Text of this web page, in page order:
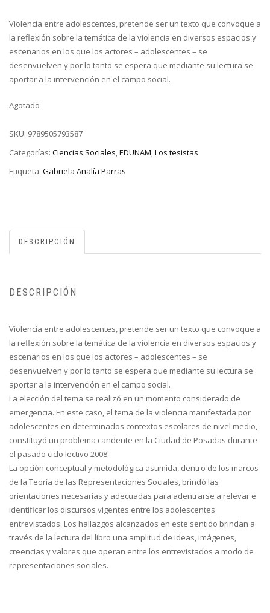
Violencia entre adolescentes, pretende ser un texto que convoque a
la reflexión sobre la temática de la violencia en diversos espacios y
escenarios en los que los actores – adolescentes – se
desenvuelven y por lo tanto se espera que mediante su lectura se
aportar a la intervención en el campo social.
Agotado
SKU: 9789505793587
Categorías: Ciencias Sociales,EDUNAM,Los tesistas
Etiqueta: Gabriela Analía Parras
DESCRIPCIÓN
DESCRIPCIÓN
Violencia entre adolescentes, pretende ser un texto que convoque a
la reflexión sobre la temática de la violencia en diversos espacios y
escenarios en los que los actores – adolescentes – se
desenvuelven y por lo tanto se espera que mediante su lectura se
aportar a la intervención en el campo social.
La elección del tema se realizó en un momento considerado de
emergencia. En este caso, el tema de la violencia manifestada por
adolescentes en determinados contextos escolares de nivel medio,
constituyó un problema candente en la Ciudad de Posadas durante
el pasado ciclo lectivo 2008.
La opción conceptual y metodológica asumida, dentro de los marcos
de la Teoría de las Representaciones Sociales, brindó las
orientaciones necesarias y adecuadas para adentrarse a relevar e
identificar los discursos vigentes entre los adolescentes
entrevistados. Los hallazgos alcanzados en este sentido brindan a
través de la lectura del libro una amplitud de ideas, imágenes,
creencias y valores que operan entre los entrevistados a modo de
representaciones sociales.